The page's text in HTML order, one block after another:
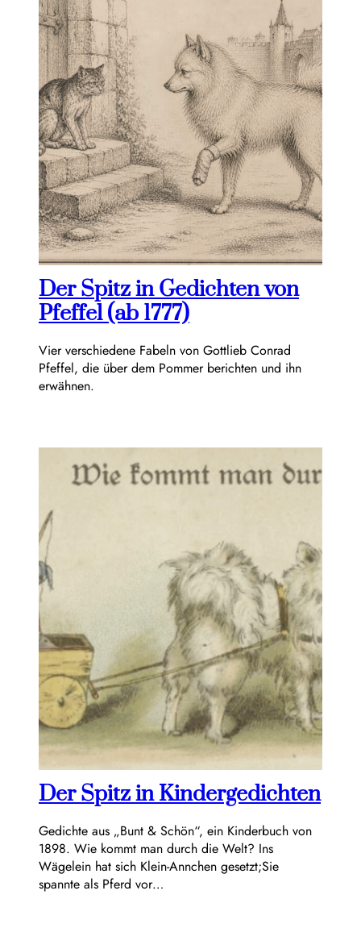
Der Spitz in Gedichten von
Pfeffel (ab 1777)
Vier verschiedene Fabeln von Gottlieb Conrad
Pfeffel, die über dem Pommer berichten und ihn
erwähnen.
Der Spitz in Kindergedichten
Gedichte aus „Bunt & Schön“, ein Kinderbuch von
1898. Wie kommt man durch die Welt? Ins
Wägelein hat sich Klein-Annchen gesetzt;Sie
spannte als Pferd vor…